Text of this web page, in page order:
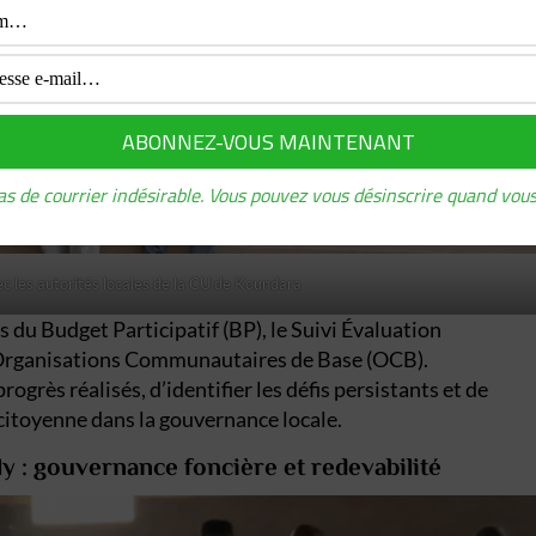
les autorités locales de la CU de Koundara
du Budget Participatif (BP), le Suivi Évaluation
Communautaires de Base (OCB).
réalisés, d’identifier les défis persistants et de
dans la gouvernance locale.
: gouvernance foncière et redevabilité
de courrier indésirable. Vous pouvez vous désinscrire quand